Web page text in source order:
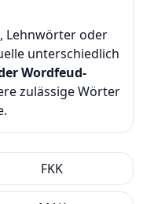
, Lehnwörter oder
unterschiedlich
Wordfeud-
zulässige Wörter
FKK